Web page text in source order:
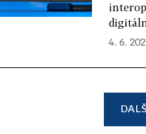
4. 6.